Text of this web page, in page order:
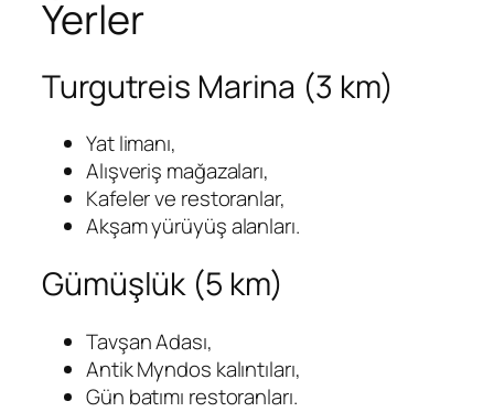
Yerler
Turgutreis Marina (3 km)
Yat limanı,
Alışveriş mağazaları,
Kafeler ve restoranlar,
Akşam yürüyüş alanları.
Gümüşlük (5 km)
Tavşan Adası,
Antik Myndos kalıntıları,
Gün batımı restoranları.